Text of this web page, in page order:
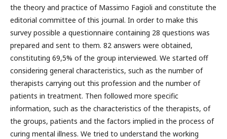
the theory and practice of Massimo Fagioli and constitute the
editorial committee of this journal. In order to make this
survey possible a questionnaire containing 28 questions was
prepared and sent to them. 82 answers were obtained,
constituting 69,5% of the group interviewed. We started off
considering general characteristics, such as the number of
therapists carrying out this profession and the number of
patients in treatment. Then followed more specific
information, such as the characteristics of the therapists, of
the groups, patients and the factors implied in the process of
curing mental illness. We tried to understand the working